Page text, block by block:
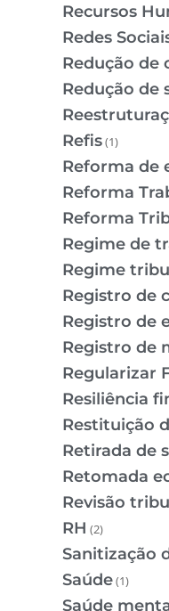
Recursos
Redes
Redução de
Redução de
Refis(1)
Reforma de
Reforma
Reforma
Regime de
Regime
Registro de
Registro de
Registro de
Regularizar
Resiliência
Restituição
Retirada de
Retomada
Revisão
RH (2)
Sanitização
Saúde(1)
Saúde